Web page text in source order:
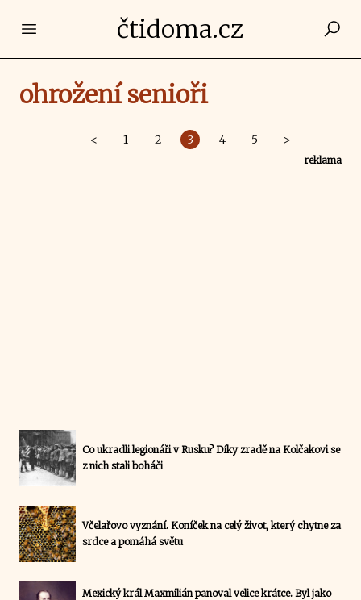
Open main menučtidoma.cz
ohrožení senioři
< 1 2 3 4 5 >
reklama
Co ukradli legionáři v Rusku? Díky zradě na Kolčakovi se
z nich stali boháči
Včelařovo vyznání. Koníček na celý život, který chytne za
srdce a pomáhá světu
Mexický král Maxmilián panoval velice krátce. Byl jako